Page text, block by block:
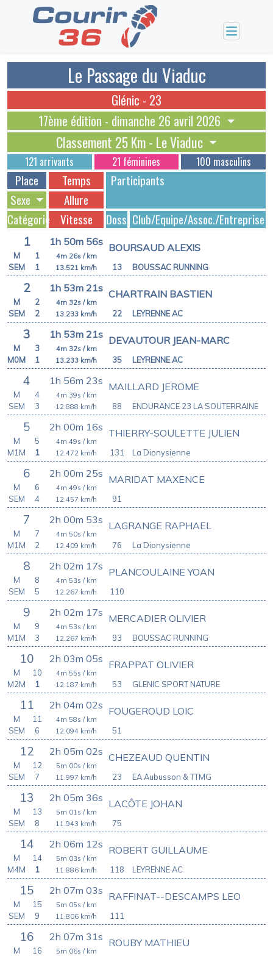
Le Passage du Viaduc
17ème édition - dimanche 26 avril 2026
Glénic - 23
Classement 25 Km - Le Viaduc
121 arrivants 21 féminines 100 masculins
Place Temps
Dossards
Participants
Allure
Vitesse
Sexe
Catégorie
Club/Equipe/Assoc./Entreprise
1 1h 50m 56s
13
BOURSAUD ALEXIS
4m 26s / km
13.521 km/h
M
1
SEM
1 BOUSSAC RUNNING
2 1h 53m 21s
22
CHARTRAIN BASTIEN
4m 32s / km
13.233 km/h
M
2
SEM
2 LEYRENNE AC
3 1h 53m 21s
35
DEVAUTOUR JEAN-MARC
4m 32s / km
13.233 km/h
M
3
M0M
1 LEYRENNE AC
4 1h 56m 23s
88
MAILLARD JEROME
4m 39s / km
12.888 km/h
M
4
SEM
3 ENDURANCE 23 LA SOUTERRAINE
5 2h 00m 16s
131
THIERRY-SOULETTE JULIEN
4m 49s / km
12.472 km/h
M
5
M1M
1 La Dionysienne
6 2h 00m 25s
91
MARIDAT MAXENCE
4m 49s / km
12.457 km/h
M
6
SEM
4
7 2h 00m 53s
76
LAGRANGE RAPHAEL
4m 50s / km
12.409 km/h
M
7
M1M
2 La Dionysienne
8 2h 02m 17s
110
PLANCOULAINE YOAN
4m 53s / km
12.267 km/h
M
8
SEM
5
9 2h 02m 17s
93
MERCADIER OLIVIER
4m 53s / km
12.267 km/h
M
9
M1M
3 BOUSSAC RUNNING
10 2h 03m 05s
53
FRAPPAT OLIVIER
4m 55s / km
12.187 km/h
M
10
M2M
1 GLENIC SPORT NATURE
11 2h 04m 02s
51
FOUGEROUD LOIC
4m 58s / km
12.094 km/h
M
11
SEM
6
12 2h 05m 02s
23
CHEZEAUD QUENTIN
5m 00s / km
11.997 km/h
M
12
SEM
7 EA Aubusson & TTMG
13 2h 05m 36s
75
LACÔTE JOHAN
5m 01s / km
11.943 km/h
M
13
SEM
8
14 2h 06m 12s
118
ROBERT GUILLAUME
5m 03s / km
11.886 km/h
M
14
M4M
1 LEYRENNE AC
15 2h 07m 03s
111
RAFFINAT--DESCAMPS LEO
5m 05s / km
11.806 km/h
M
15
SEM
9
16 2h 07m 31s ROUBY MATHIEU
5m 06s / km
M
16